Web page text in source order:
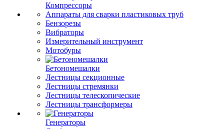
Компрессоры
Аппараты для сварки пластиковых труб
Бензорезы
Вибраторы
Измерительный инструмент
Мотобуры
Бетономешалки
Лестницы секционные
Лестницы стремянки
Лестницы телескопические
Лестницы трансформеры
Генераторы